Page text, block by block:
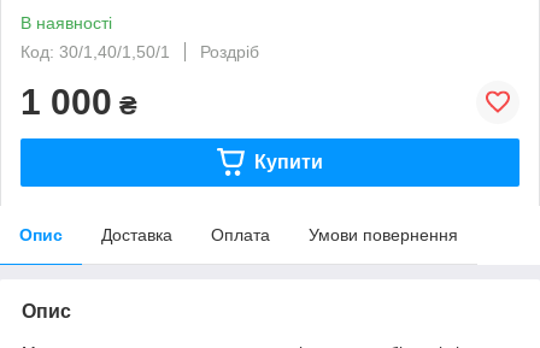
В наявності
Код: 30/1,40/1,50/1
Роздріб
1 000 ₴
Купити
Опис Доставка Оплата Умови повернення
Опис